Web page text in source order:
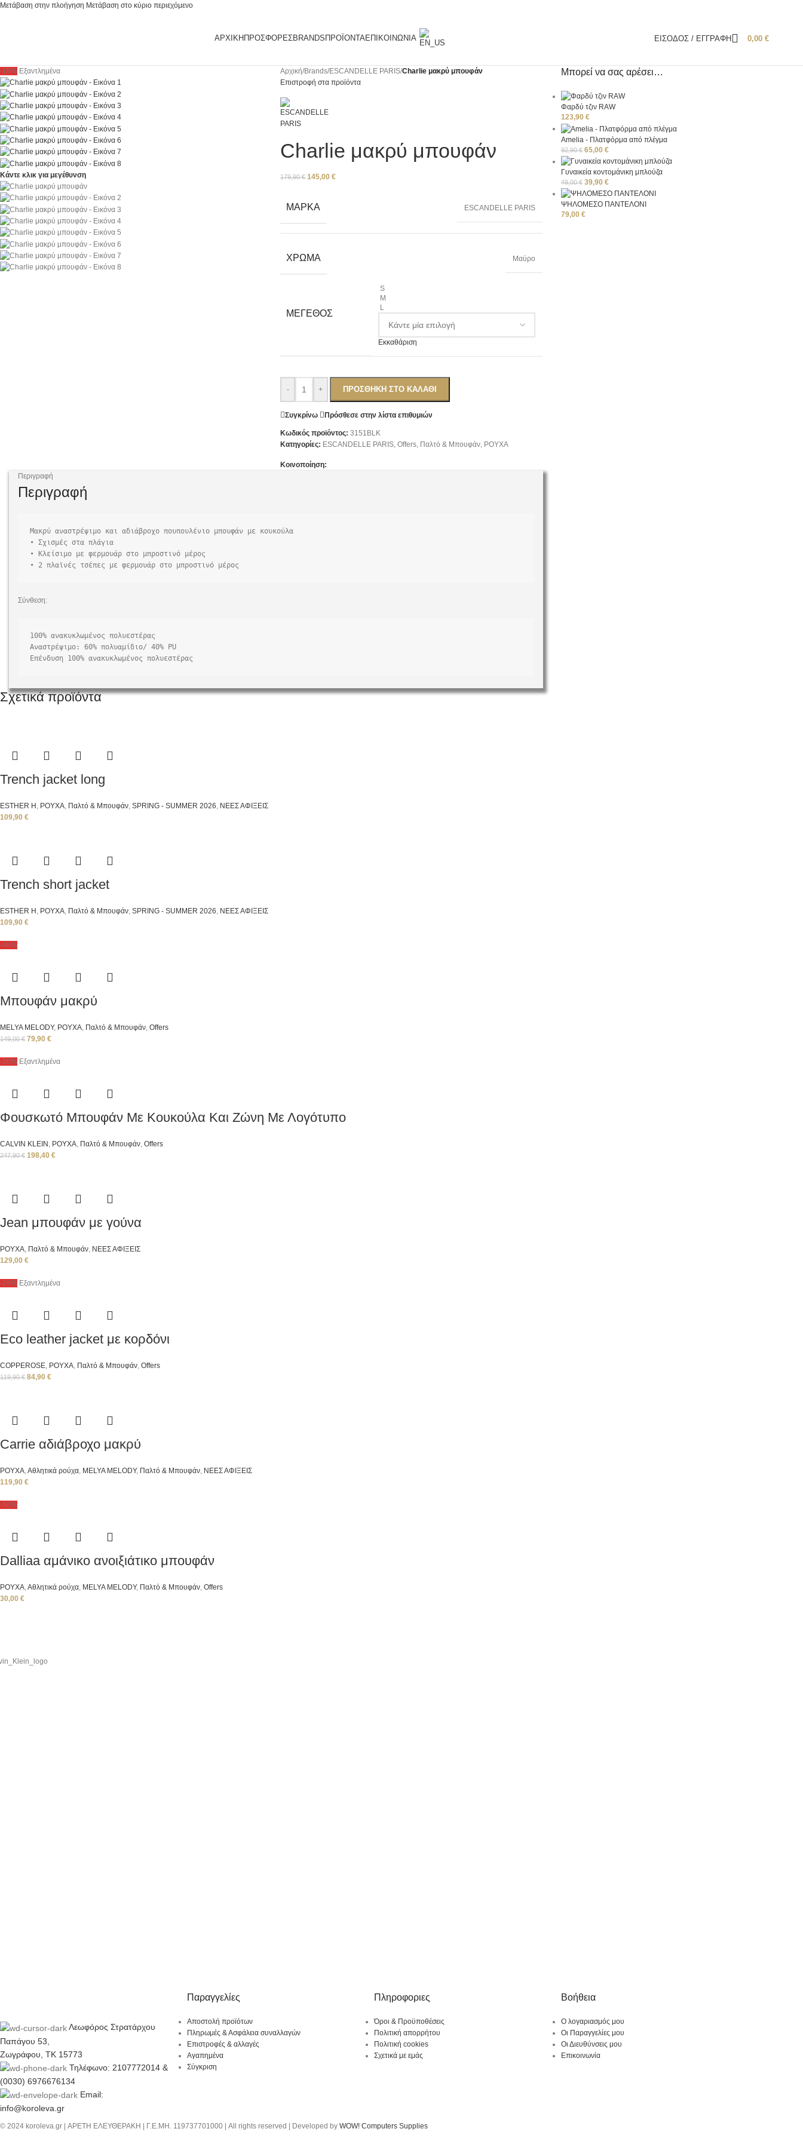
Μετάβαση στην πλοήγηση Μετάβαση στο κύριο περιεχόμενο
ΑΡΧΙΚΉΠΡΟΣΦΟΡΈΣBRANDSΠΡΟΪΌΝΤΑΕΠΙΚΟΙΝΩΝΊΑ ΕΊΣΟΔΟΣ / ΕΓΓΡΑΦΉ 0,00 €
-19% Εξαντλημένα
Κάντε κλικ για μεγέθυνση
Αρχική/Brands/ESCANDELLE PARIS/Charlie μακρύ μπουφάν
Επιστροφή στα προϊόντα
Charlie μακρύ μπουφάν
179,90€ 145,00€
ΜΆΡΚΑ ESCANDELLE PARIS
ΧΡΏΜΑ Μαύρο
ΜΈΓΕΘΟΣ
S
M
L
Εκκαθάριση
- + ΠΡΟΣΘΉΚΗ ΣΤΟ ΚΑΛΆΘΙ
Συγκρίνω Πρόσθεσε στην λίστα επιθυμιών
Κωδικός προϊόντος:3151BLK
Κατηγορίες: ESCANDELLE PARIS, Offers, Παλτό & Μπουφάν, ΡΟΥΧΑ
Κοινοποίηση:
Περιγραφή
Περιγραφή
Μακρύ αναστρέψιμο και αδιάβροχο πουπουλένιο μπουφάν με κουκούλα
• Σχισμές στα πλάγια
• Κλείσιμο με φερμουάρ στο μπροστινό μέρος
• 2 πλαϊνές τσέπες με φερμουάρ στο μπροστινό μέρος
Σύνθεση:
100% ανακυκλωμένος πολυεστέρας
Αναστρέψιμο: 60% πολυαμίδιο/ 40% PU
Επένδυση 100% ανακυκλωμένος πολυεστέρας
Σχετικά προϊόντα
Trench jacket long
ESTHER H , ΡΟΥΧΑ, Παλτό & Μπουφάν, SPRING - SUMMER 2026, ΝΕΕΣ ΑΦΙΞΕΙΣ
109,90 €
Trench short jacket
ESTHER H , ΡΟΥΧΑ, Παλτό & Μπουφάν, SPRING - SUMMER 2026, ΝΕΕΣ ΑΦΙΞΕΙΣ
109,90 €
-46%
Μπουφάν μακρύ
ΜΕLYA MELODY, ΡΟΥΧΑ, Παλτό & Μπουφάν, Offers
149,00€ 79,90 €
-20% Εξαντλημένα
Φουσκωτό Μπουφάν Με Κουκούλα Και Ζώνη Με Λογότυπο
CALVIN KLEIN , ΡΟΥΧΑ, Παλτό & Μπουφάν, Offers
247,90€ 198,40 €
Jean μπουφάν με γούνα
ΡΟΥΧΑ, Παλτό & Μπουφάν, ΝΕΕΣ ΑΦΙΞΕΙΣ
129,00 €
-29% Εξαντλημένα
Eco leather jacket με κορδόνι
COPPEROSE, ΡΟΥΧΑ, Παλτό & Μπουφάν, Offers
119,90€ 84,90 €
Carrie αδιάβροχο μακρύ
ΡΟΥΧΑ,Αθλητικά ρούχα, ΜΕLYA MELODY, Παλτό & Μπουφάν, ΝΕΕΣ ΑΦΙΞΕΙΣ
119,90 €
-50%
Dalliaa αμάνικο ανοιξιάτικο μπουφάν
ΡΟΥΧΑ,Αθλητικά ρούχα, ΜΕLYA MELODY, Παλτό & Μπουφάν, Offers
30,00 €
Μπορεί να σας αρέσει…
Φαρδύ τζιν RAW
123,90 €
Amelia - Πλατφόρμα από πλέγμα
92,90€ 65,00 €
Γυναικεία κοντομάνικη μπλούζα
49,00€ 39,90 €
ΨΗΛΟΜΕΣΟ ΠΑΝΤΕΛΟΝΙ
79,00 €
Λεωφόρος Στρατάρχου
Παπάγου 53,
Ζωγράφου, ΤΚ 15773
Τηλέφωνο: 2107772014 &
(0030) 6976676134
Email:
info@koroleva.gr
Παραγγελίες
Αποστολή προϊότων
Πληρωμές & Ασφάλεια συναλλαγών
Επιστροφές & αλλαγές
Αγαπημένα
Σύγκριση
Πληροφοριες
Όροι & Προϋποθέσεις
Πολιτική απορρήτου
Πολιτική cookies
Σχετικά με εμάς
Βοήθεια
Ο λογαριασμός μου
Οι Παραγγελίες μου
Οι Διευθύνσεις μου
Επικοινωνία
© 2024 koroleva.gr | ΑΡΕΤΗ ΕΛΕΥΘΕΡΑΚΗ | Γ.Ε.ΜΗ. 119737701000 | All rights reserved | Developed by WOW! Computers Supplies